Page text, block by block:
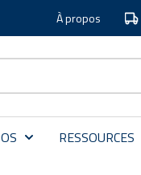
À propos
RESSOURCES